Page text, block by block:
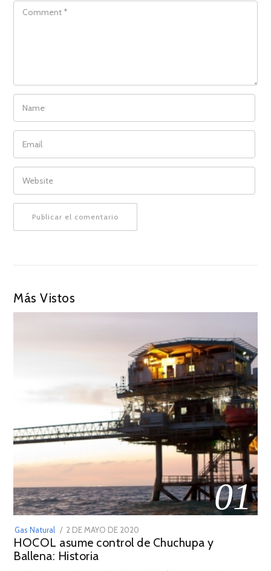
COMMENT
NAME
EMAIL
WEBSITE
Más Vistos
01
Gas Natural
POSTED
ON
2 DE MAYO DE 2020
DE
HOCOL asume control de Chuchupa y
Ballena: Historia